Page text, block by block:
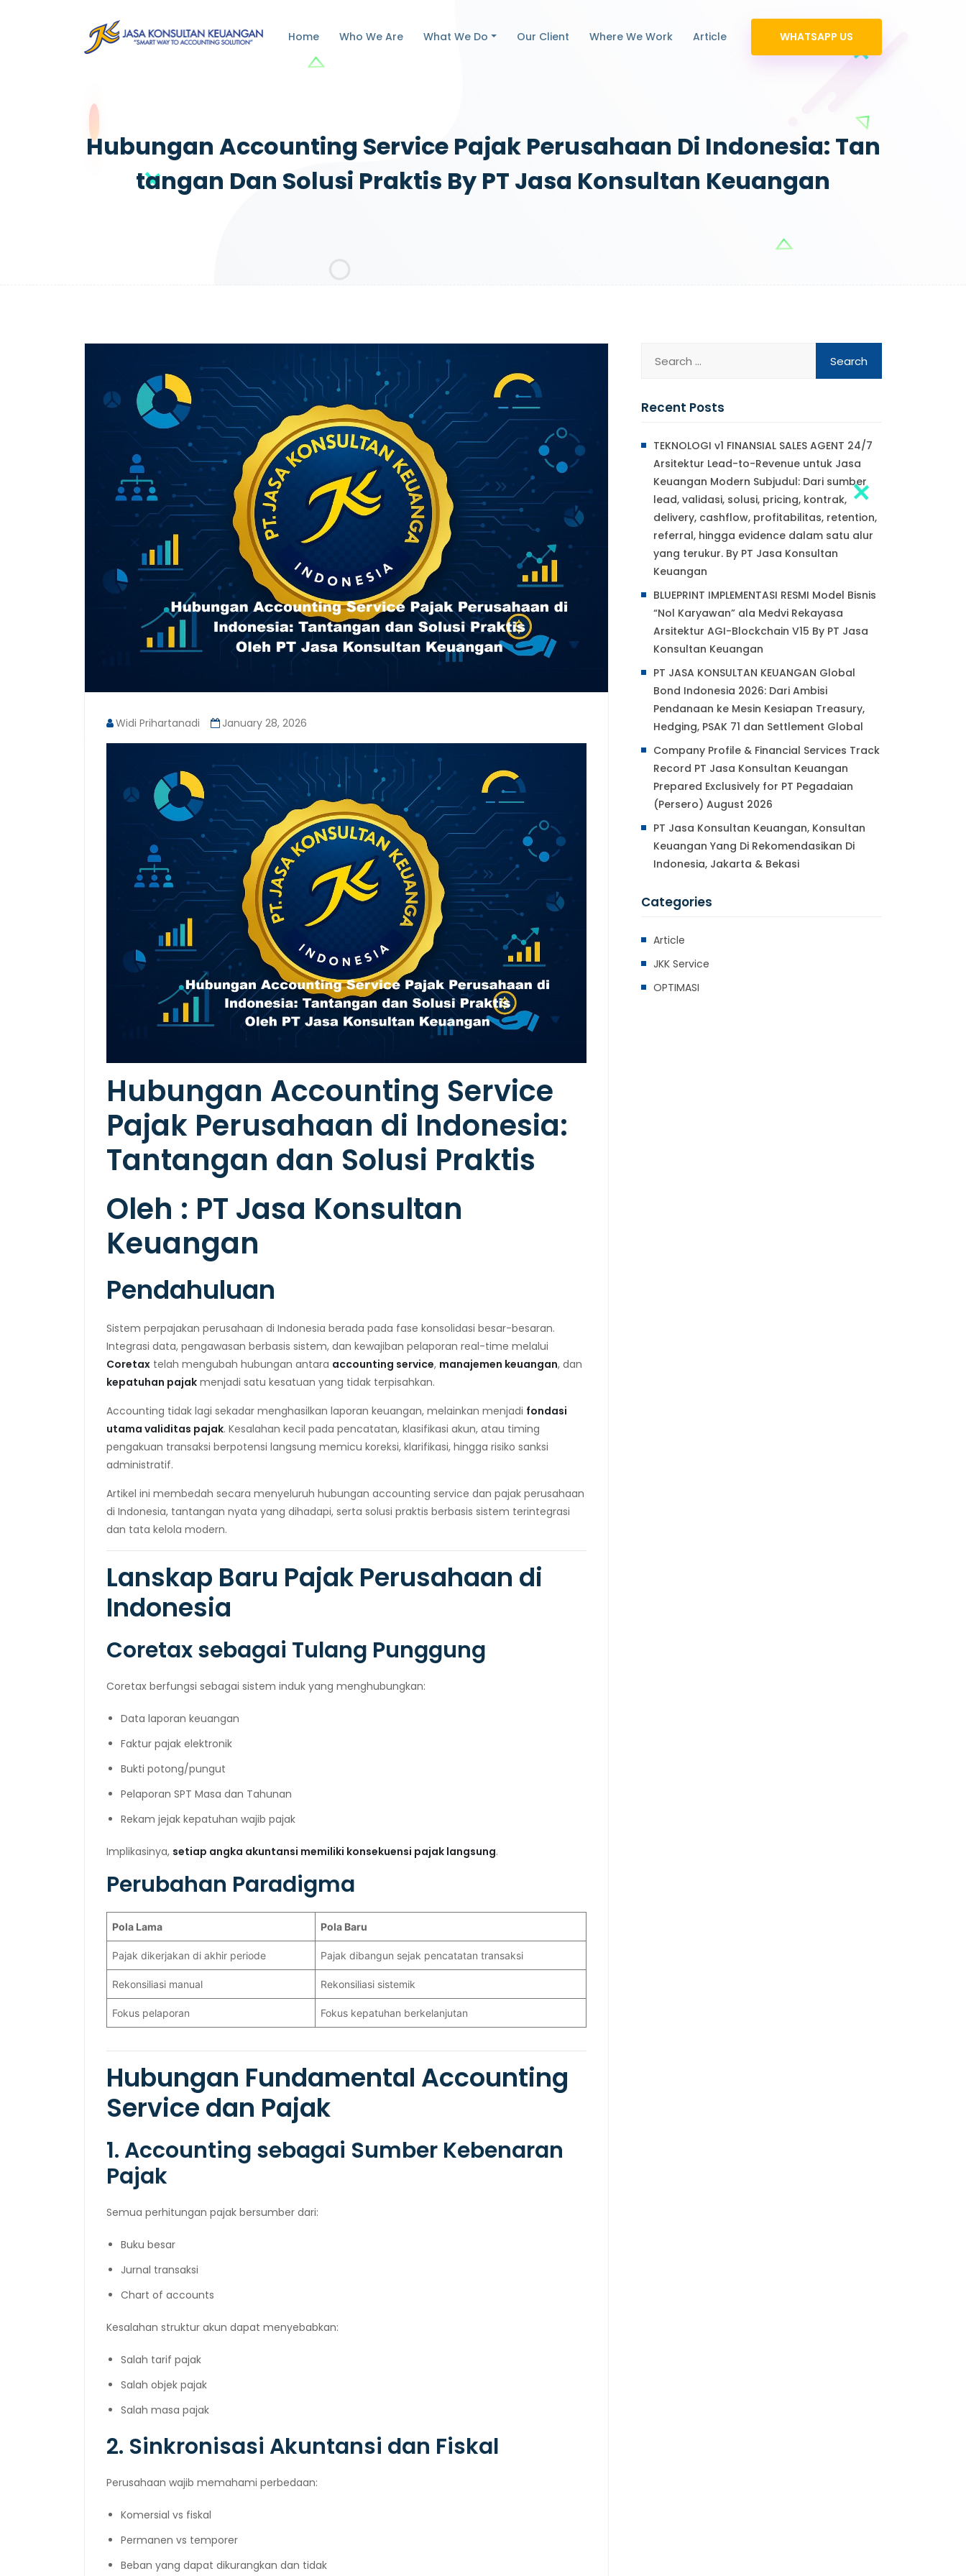
Home Who We Are What We Do Our Client Where We Work Article WHATSAPP US
Hubungan Accounting Service Pajak Perusahaan Di Indonesia: Tan
Tangan Dan Solusi Praktis By PT Jasa Konsultan Keuangan
Widi Prihartanadi January 28, 2026
Hubungan Accounting Service
Pajak Perusahaan di Indonesia:
Tantangan dan Solusi Praktis
Oleh : PT Jasa Konsultan
Keuangan
Pendahuluan
Sistem perpajakan perusahaan di Indonesia berada pada fase konsolidasi besar-besaran.
Integrasi data, pengawasan berbasis sistem, dan kewajiban pelaporan real-time melalui
Coretax telah mengubah hubungan antara accounting service, manajemen keuangan, dan
kepatuhan pajak menjadi satu kesatuan yang tidak terpisahkan.
Accounting tidak lagi sekadar menghasilkan laporan keuangan, melainkan menjadi fondasi
utama validitas pajak. Kesalahan kecil pada pencatatan, klasifikasi akun, atau timing
pengakuan transaksi berpotensi langsung memicu koreksi, klarifikasi, hingga risiko sanksi
administratif.
Artikel ini membedah secara menyeluruh hubungan accounting service dan pajak perusahaan
di Indonesia, tantangan nyata yang dihadapi, serta solusi praktis berbasis sistem terintegrasi
dan tata kelola modern.
Lanskap Baru Pajak Perusahaan di
Indonesia
Coretax sebagai Tulang Punggung
Coretax berfungsi sebagai sistem induk yang menghubungkan:
Data laporan keuangan
Faktur pajak elektronik
Bukti potong/pungut
Pelaporan SPT Masa dan Tahunan
Rekam jejak kepatuhan wajib pajak
Implikasinya, setiap angka akuntansi memiliki konsekuensi pajak langsung.
Perubahan Paradigma
Pola Lama Pola Baru
Pajak dikerjakan di akhir periode Pajak dibangun sejak pencatatan transaksi
Rekonsiliasi manual Rekonsiliasi sistemik
Fokus pelaporan Fokus kepatuhan berkelanjutan
Hubungan Fundamental Accounting
Service dan Pajak
1. Accounting sebagai Sumber Kebenaran
Pajak
Semua perhitungan pajak bersumber dari:
Buku besar
Jurnal transaksi
Chart of accounts
Kesalahan struktur akun dapat menyebabkan:
Salah tarif pajak
Salah objek pajak
Salah masa pajak
2. Sinkronisasi Akuntansi dan Fiskal
Perusahaan wajib memahami perbedaan:
Komersial vs fiskal
Permanen vs temporer
Beban yang dapat dikurangkan dan tidak
Recent Posts
TEKNOLOGI v1 FINANSIAL SALES AGENT 24/7
Arsitektur Lead-to-Revenue untuk Jasa
Keuangan Modern Subjudul: Dari sumber
lead, validasi, solusi, pricing, kontrak,
delivery, cashflow, profitabilitas, retention,
referral, hingga evidence dalam satu alur
yang terukur. By PT Jasa Konsultan
Keuangan
BLUEPRINT IMPLEMENTASI RESMI Model Bisnis
“Nol Karyawan” ala Medvi Rekayasa
Arsitektur AGI-Blockchain V15 By PT Jasa
Konsultan Keuangan
PT JASA KONSULTAN KEUANGAN Global
Bond Indonesia 2026: Dari Ambisi
Pendanaan ke Mesin Kesiapan Treasury,
Hedging, PSAK 71 dan Settlement Global
Company Profile & Financial Services Track
Record PT Jasa Konsultan Keuangan
Prepared Exclusively for PT Pegadaian
(Persero) August 2026
PT Jasa Konsultan Keuangan, Konsultan
Keuangan Yang Di Rekomendasikan Di
Indonesia, Jakarta & Bekasi
Categories
Article
JKK Service
OPTIMASI